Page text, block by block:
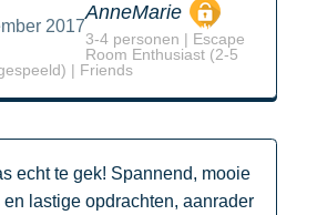
2017
AnneMarie
3-4 personen | Escape
Room Enthusiast (2-5
| Friends
echt te gek! Spannend, mooie
lastige opdrachten, aanrader